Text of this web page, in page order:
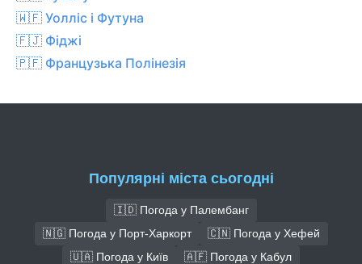
🇼🇫 Уолліс і Футуна
🇫🇯 Фіджі
🇵🇫 Французька Полінезія
Популярні міста сьогодні
🇮🇩 Погода у Палембанг
🇳🇬 Погода у Порт-Харкорт
🇨🇳 Погода у Хефей
🇺🇦 Погода у Київ
🇦🇫 Погода у Кабул